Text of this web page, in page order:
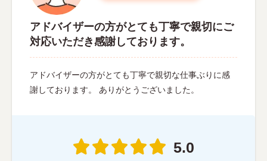
アドバイザーの方がとても丁寧で親切にご
対応いただき感謝しております。
アドバイザーの方がとても丁寧で親切な仕事ぶりに感
謝しております。 ありがとうございました。
5.0